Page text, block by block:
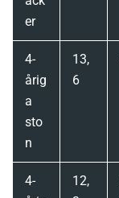
er
4-
årig
a
sto
n
13,
6
4-
12,